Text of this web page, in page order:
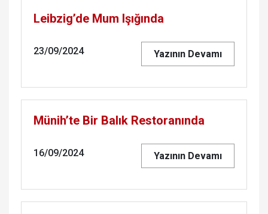
Leibzig’de Mum Işığında
23/09/2024 Yazının Devamı
Münih’te Bir Balık Restoranında
16/09/2024 Yazının Devamı